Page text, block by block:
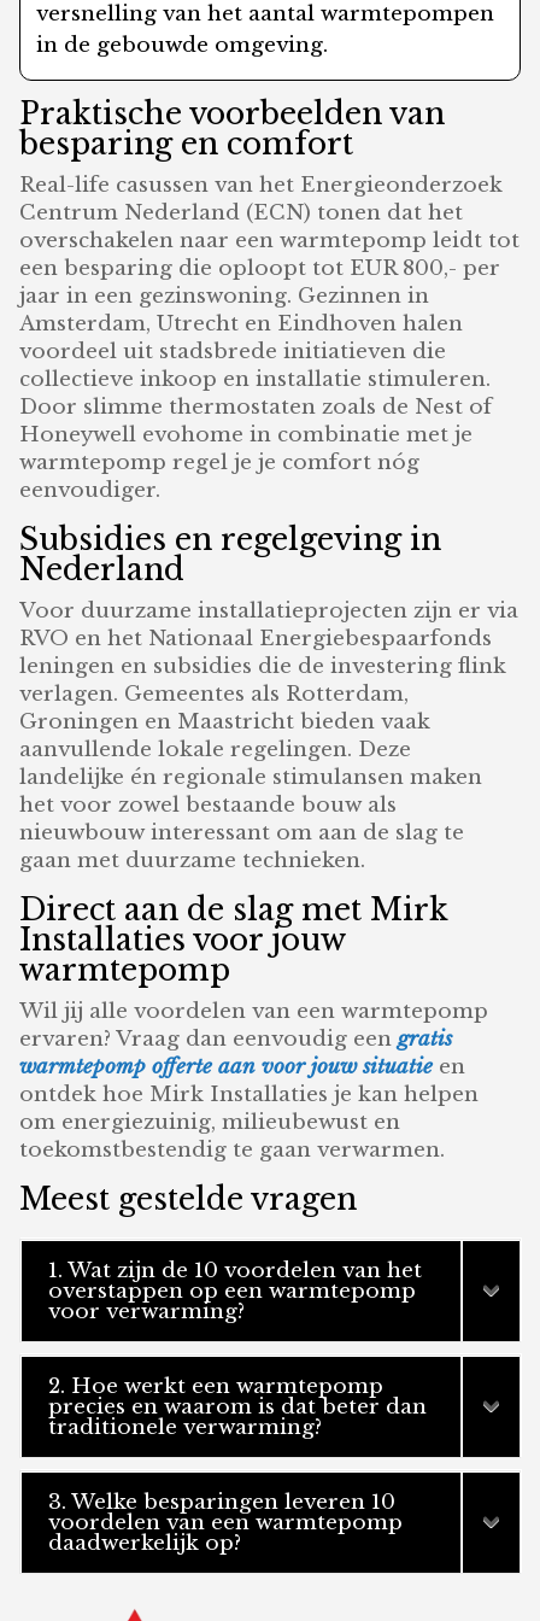
versnelling van het aantal warmtepompen
in de gebouwde omgeving.
Praktische voorbeelden van
besparing en comfort
Real-life casussen van het Energieonderzoek
Centrum Nederland (ECN) tonen dat het
overschakelen naar een warmtepomp leidt tot
een besparing die oploopt tot EUR 800,- per
jaar in een gezinswoning. Gezinnen in
Amsterdam, Utrecht en Eindhoven halen
voordeel uit stadsbrede initiatieven die
collectieve inkoop en installatie stimuleren.
Door slimme thermostaten zoals de Nest of
Honeywell evohome in combinatie met je
warmtepomp regel je je comfort nóg
eenvoudiger.
Subsidies en regelgeving in
Nederland
Voor duurzame installatieprojecten zijn er via
RVO en het Nationaal Energiebespaarfonds
leningen en subsidies die de investering flink
verlagen. Gemeentes als Rotterdam,
Groningen en Maastricht bieden vaak
aanvullende lokale regelingen. Deze
landelijke én regionale stimulansen maken
het voor zowel bestaande bouw als
nieuwbouw interessant om aan de slag te
gaan met duurzame technieken.
Direct aan de slag met Mirk
Installaties voor jouw
warmtepomp
Wil jij alle voordelen van een warmtepomp
ervaren? Vraag dan eenvoudig eengratis
warmtepomp offerte aan voor jouw situatieen
ontdek hoe Mirk Installaties je kan helpen
om energiezuinig, milieubewust en
toekomstbestendig te gaan verwarmen.
Meest gestelde vragen
1. Wat zijn de 10 voordelen van het
overstappen op een warmtepomp
voor verwarming?
2. Hoe werkt een warmtepomp
precies en waarom is dat beter dan
traditionele verwarming?
3. Welke besparingen leveren 10
voordelen van een warmtepomp
daadwerkelijk op?